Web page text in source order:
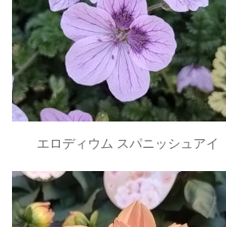
エロディウム スパニッシュアイ